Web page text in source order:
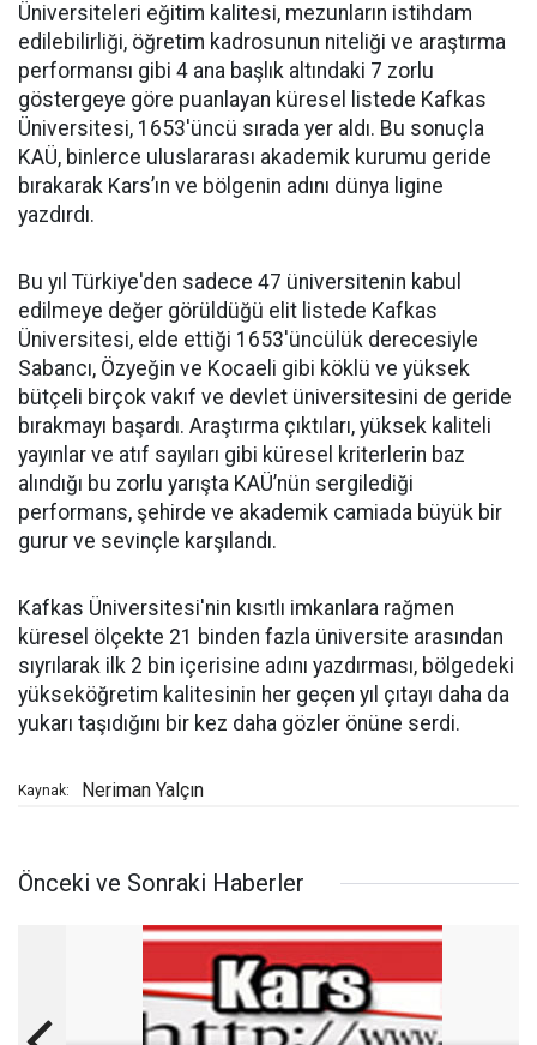
Üniversiteleri eğitim kalitesi, mezunların istihdam
edilebilirliği, öğretim kadrosunun niteliği ve araştırma
performansı gibi 4 ana başlık altındaki 7 zorlu
göstergeye göre puanlayan küresel listede Kafkas
Üniversitesi, 1653'üncü sırada yer aldı. Bu sonuçla
KAÜ, binlerce uluslararası akademik kurumu geride
bırakarak Kars’ın ve bölgenin adını dünya ligine
yazdırdı.
Bu yıl Türkiye'den sadece 47 üniversitenin kabul
edilmeye değer görüldüğü elit listede Kafkas
Üniversitesi, elde ettiği 1653'üncülük derecesiyle
Sabancı, Özyeğin ve Kocaeli gibi köklü ve yüksek
bütçeli birçok vakıf ve devlet üniversitesini de geride
bırakmayı başardı. Araştırma çıktıları, yüksek kaliteli
yayınlar ve atıf sayıları gibi küresel kriterlerin baz
alındığı bu zorlu yarışta KAÜ’nün sergilediği
performans, şehirde ve akademik camiada büyük bir
gurur ve sevinçle karşılandı.
Kafkas Üniversitesi'nin kısıtlı imkanlara rağmen
küresel ölçekte 21 binden fazla üniversite arasından
sıyrılarak ilk 2 bin içerisine adını yazdırması, bölgedeki
yükseköğretim kalitesinin her geçen yıl çıtayı daha da
yukarı taşıdığını bir kez daha gözler önüne serdi.
Kaynak: Neriman Yalçın
Önceki ve Sonraki Haberler